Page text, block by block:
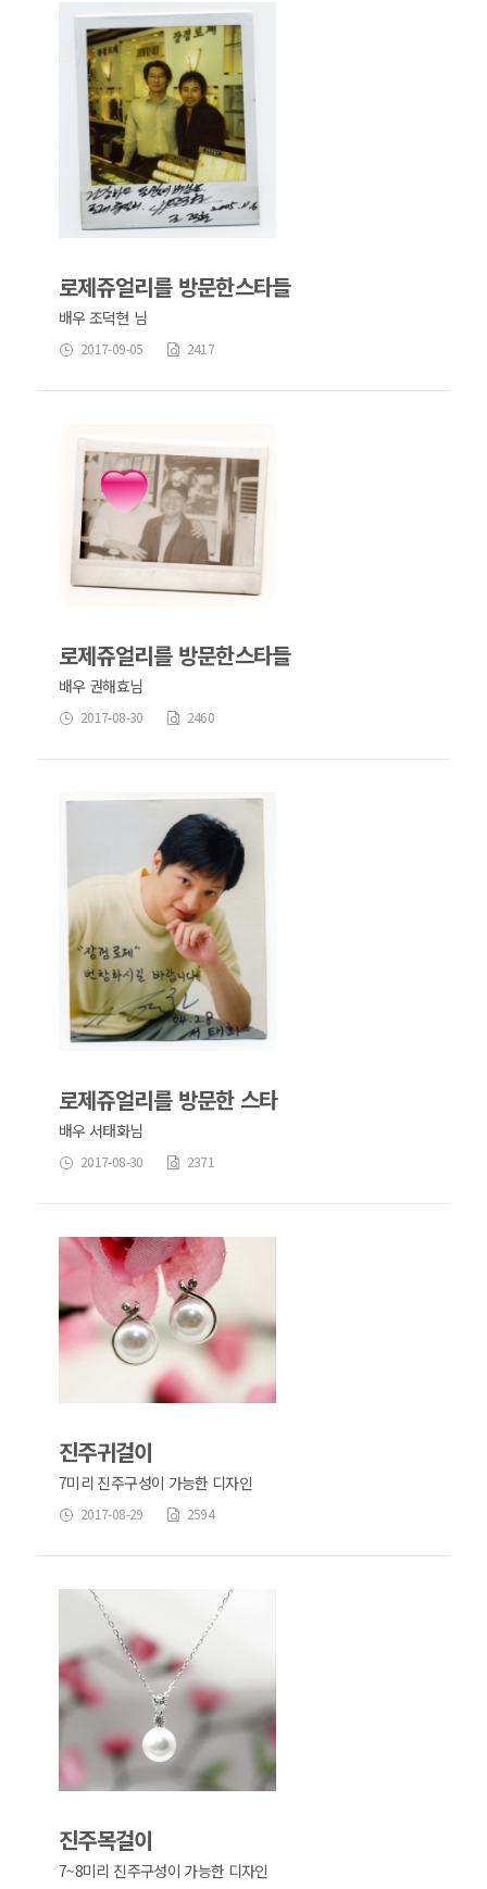
로제쥬얼리를 방문한스타들
배우 조덕현 님
2017-09-05 2417
로제쥬얼리를 방문한스타들
배우 권해효님
2017-08-30 2460
로제쥬얼리를 방문한 스타
배우 서태화님
2017-08-30 2371
진주귀걸이
7미리 진주구성이 가능한 디자인
2017-08-29 2594
진주목걸이
7~8미리 진주구성이 가능한 디자인